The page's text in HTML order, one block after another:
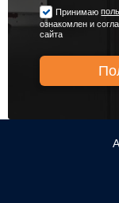
Принимаю
ознакомлен и
сайта